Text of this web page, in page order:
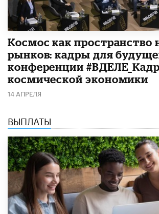
Космос как пространство
рынков: кадры для
конференции
космической экономики
14 АПРЕЛЯ
ВЫПЛАТЫ